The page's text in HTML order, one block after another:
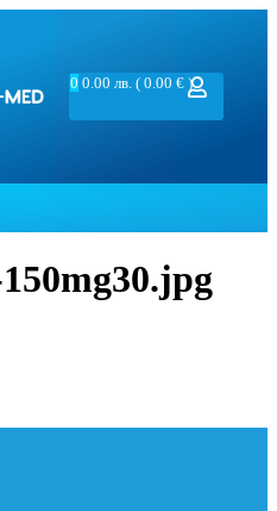
0 0.00 лв. ( 0.00 € )